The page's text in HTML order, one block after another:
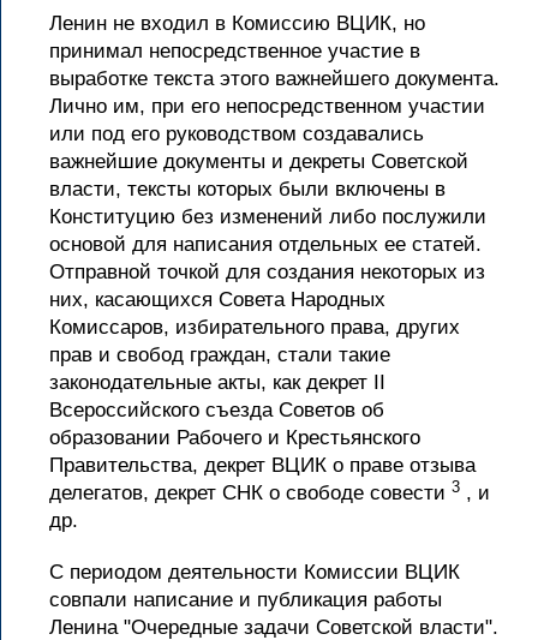
Ленин не входил в Комиссию ВЦИК, но
принимал непосредственное участие в
выработке текста этого важнейшего документа.
Лично им, при его непосредственном участии
или под его руководством создавались
важнейшие документы и декреты Советской
власти, тексты которых были включены в
Конституцию без изменений либо послужили
основой для написания отдельных ее статей.
Отправной точкой для создания некоторых из
них, касающихся Совета Народных
Комиссаров, избирательного права, других
прав и свобод граждан, стали такие
законодательные акты, как декрет II
Всероссийского съезда Советов об
образовании Рабочего и Крестьянского
Правительства, декрет ВЦИК о праве отзыва
делегатов, декрет СНК о свободе совести 3 , и
др.
С периодом деятельности Комиссии ВЦИК
совпали написание и публикация работы
Ленина "Очередные задачи Советской власти".